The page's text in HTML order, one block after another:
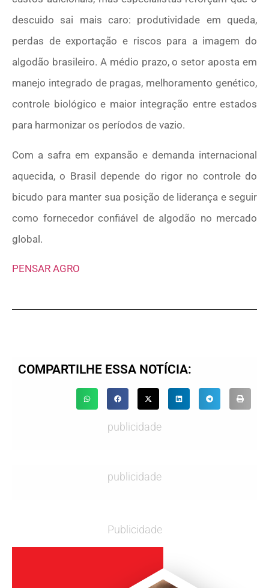
descuido sai mais caro: produtividade em queda,
perdas de exportação e riscos para a imagem do
algodão brasileiro. A médio prazo, o setor aposta em
manejo integrado de pragas, melhoramento genético,
controle biológico e maior integração entre estados
para harmonizar os períodos de vazio.
Com a safra em expansão e demanda internacional
aquecida, o Brasil depende do rigor no controle do
bicudo para manter sua posição de liderança e seguir
como fornecedor confiável de algodão no mercado
global.
PENSAR AGRO
COMPARTILHE ESSA NOTÍCIA:
publicidade
publicidade
Publicidade